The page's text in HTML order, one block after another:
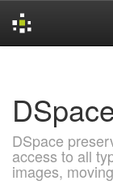
DSpace
access to all
images,